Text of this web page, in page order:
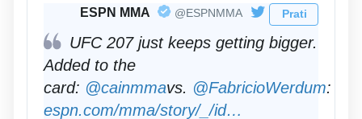
Prati
ESPN MMA ✔
@ESPNMMA
UFC 207 just keeps getting bigger.
Added to the
card: @cainmmavs. @FabricioWerdum:
espn.com/mma/story/_/id…